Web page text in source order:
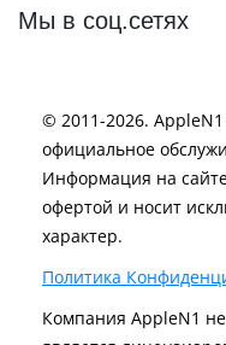
Мы в соц.сетях
© 2011-2026. AppleN1
официальное
Информация на
офертой и носит
характер.
Политика
Компания AppleN1